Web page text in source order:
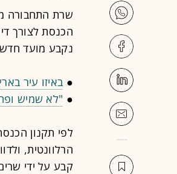
שרת התחבורה
הכנסת לצורך
נקבע מועד
● באיזו עיר
● "לא שמיש
הרלוונטית,
קבע על ידי